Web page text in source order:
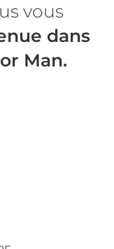
vous
dans
Man.